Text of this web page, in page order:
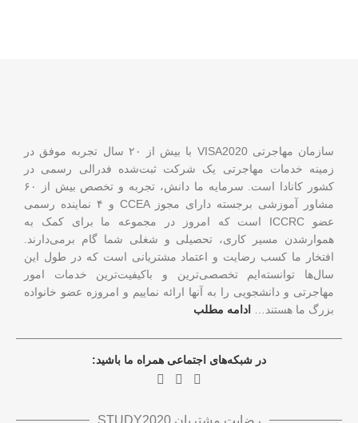
سازمان مهاجرتی VISA2020 با بیش از ۲۰ سال تجربه موفق در
زمینه خدمات مهاجرتی یک شرکت ثبت‌شده فدرالی رسمی در
کشور کانادا است. سرمایه ما دانش، تجربه و تخصص بیش از ۶۰
مشاور آموزشی برجسته دارای مجوز CCEA و ۴ نماینده رسمی
عضو ICCRC است که امروز در مجموعه ما برای کمک به
هموارشدن مسیر کاری، تحصیلی و شغلی شما گام برمی‌دارند.
افتخار ما کسب رضایت و اعتماد مشتریانی است که در طول این
سال‌ها توانسته‌ایم تخصصی‌ترین و باکیفیت‌ترین خدمات امور
مهاجرتی و دانشجویی را به آنها ارائه نماییم و امروزه عضو خانواده
بزرگ ما هستند… ادامه مطلب
در شبکه‌های اجتماعی همراه ما باشید:
رضایت مشتریان STUDY2020